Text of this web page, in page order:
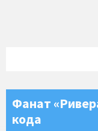
Фанат
кода